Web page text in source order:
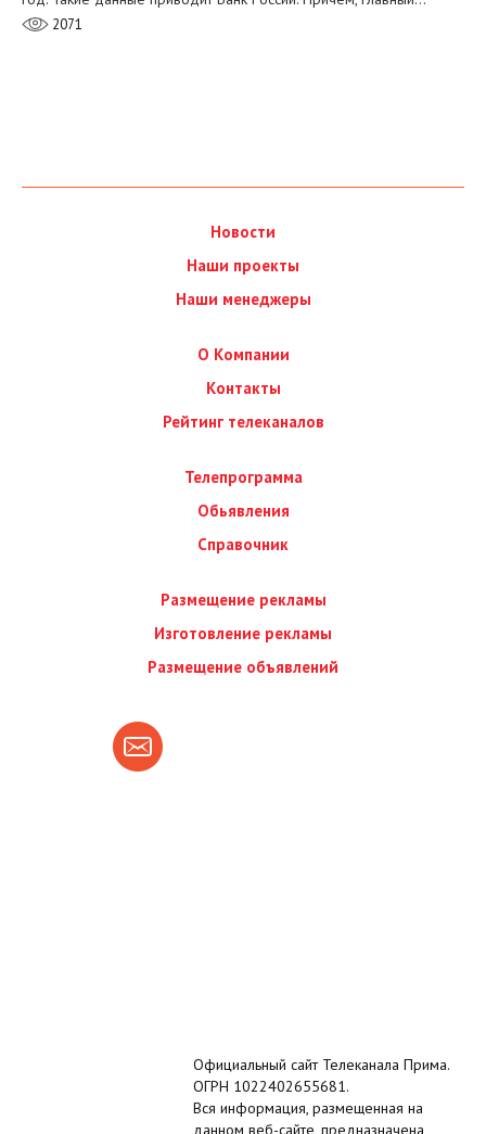
2071
Новости
Наши проекты
Наши менеджеры
О Компании
Контакты
Рейтинг телеканалов
Телепрограмма
Обьявления
Справочник
Размещение рекламы
Изготовление рекламы
Размещение объявлений
Официальный сайт Телеканала Прима.
ОГРН 1022402655681.
Вся информация, размещенная на
данном веб-сайте, предназначена